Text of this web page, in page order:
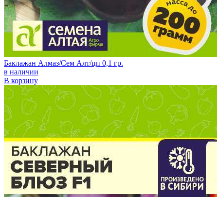
Баклажан Алмаз/Сем Алт/цп 0,1 гр.
в наличии
В корзину